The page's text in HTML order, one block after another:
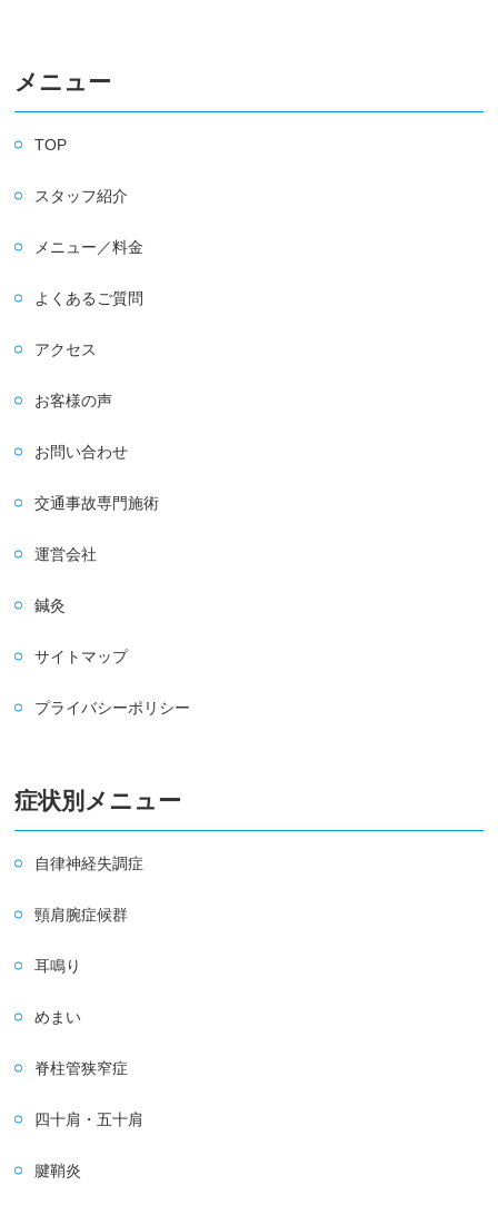
メニュー
TOP
スタッフ紹介
メニュー／料金
よくあるご質問
アクセス
お客様の声
お問い合わせ
交通事故専門施術
運営会社
鍼灸
サイトマップ
プライバシーポリシー
症状別メニュー
自律神経失調症
頸肩腕症候群
耳鳴り
めまい
脊柱管狭窄症
四十肩・五十肩
腱鞘炎